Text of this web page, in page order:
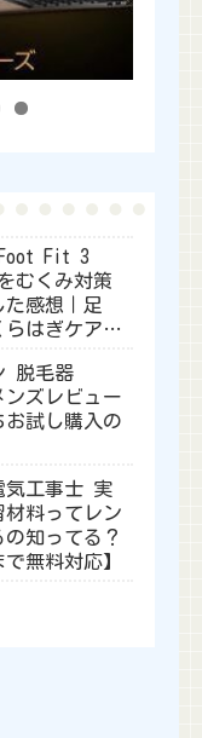
Foot Fit 3
むくみ対策
た感想｜足
らはぎケアに
脱毛器
ンズレビュー
お試し購入の
気工事士 実
材料ってレン
の知ってる？
で無料対応】